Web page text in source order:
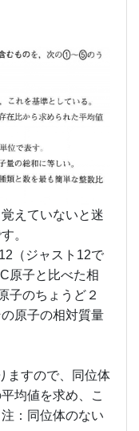
えていないと迷
。
（ジャスト12で
C原子と比べた相
子のちょうど２
原子の相対質量
ますので、同位体
均値を求め、こ
：同位体のない